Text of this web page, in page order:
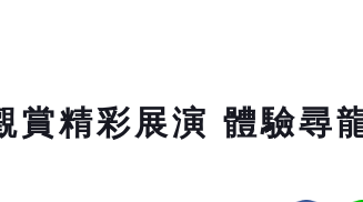
賞精彩展演 體驗尋